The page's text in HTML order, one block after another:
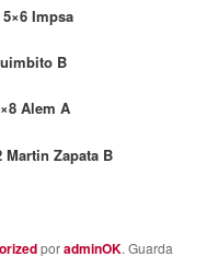
Impsa
B
Alem A
Zapata B
poradminOK. Guarda